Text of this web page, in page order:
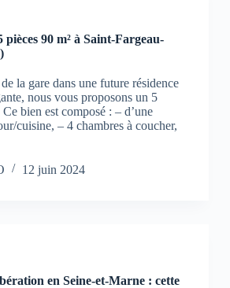
pièces 90 m² à Saint-Fargeau-
la gare dans une future résidence
nous vous proposons un 5
bien est composé : – d’une
cuisine, – 4 chambres à coucher,
12 juin 2024
en Seine-et-Marne : cette